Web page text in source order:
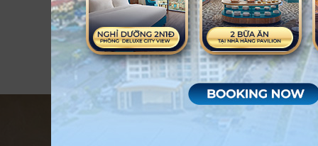
SENSES SPA